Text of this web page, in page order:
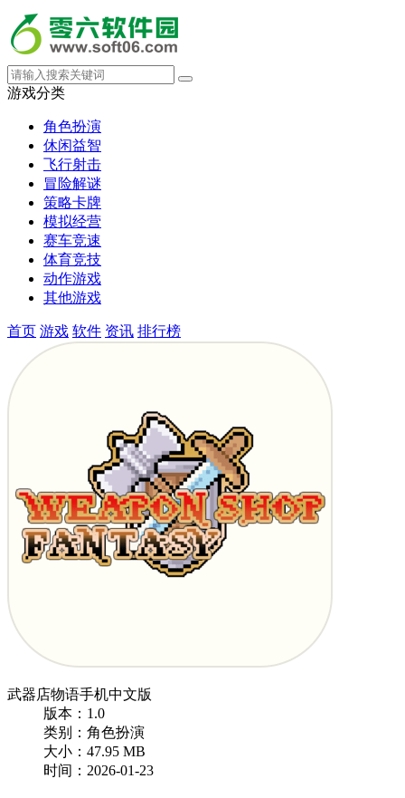
游戏分类
角色扮演
休闲益智
飞行射击
冒险解谜
策略卡牌
模拟经营
赛车竞速
体育竞技
动作游戏
其他游戏
首页 游戏 软件 资讯 排行榜
武器店物语手机中文版
版本：1.0
类别：角色扮演
大小：47.95 MB
时间：2026-01-23